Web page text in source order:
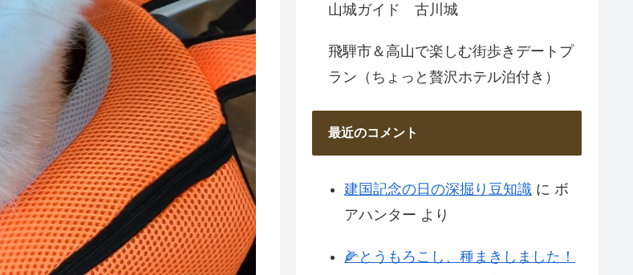
山城ガイド 古川城
飛騨市＆高山で楽しむ街歩きデートプ
ラン（ちょっと贅沢ホテル泊付き）
最近のコメント
建国記念の日の深掘り豆知識 に ボ
アハンター より
🌽とうもろこし、種まきしました！